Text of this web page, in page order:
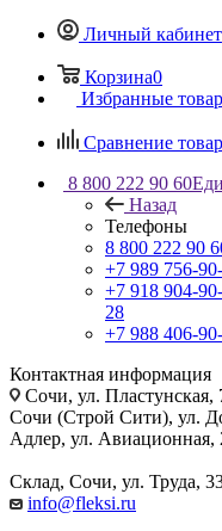
Личный кабинет
Корзина0
Избранные
Сравнение
8 800 222 90 60
Назад
Телефоны
8 800 222 90
+7 989 756-
+7 918 904-
28
+7 988 406-
Контактная информация
Сочи, ул. Пластунская,
Сочи (Строй Сити), ул.
Адлер, ул. Авиационная,
Склад, Сочи, ул. Труда,
info@fleksi.ru